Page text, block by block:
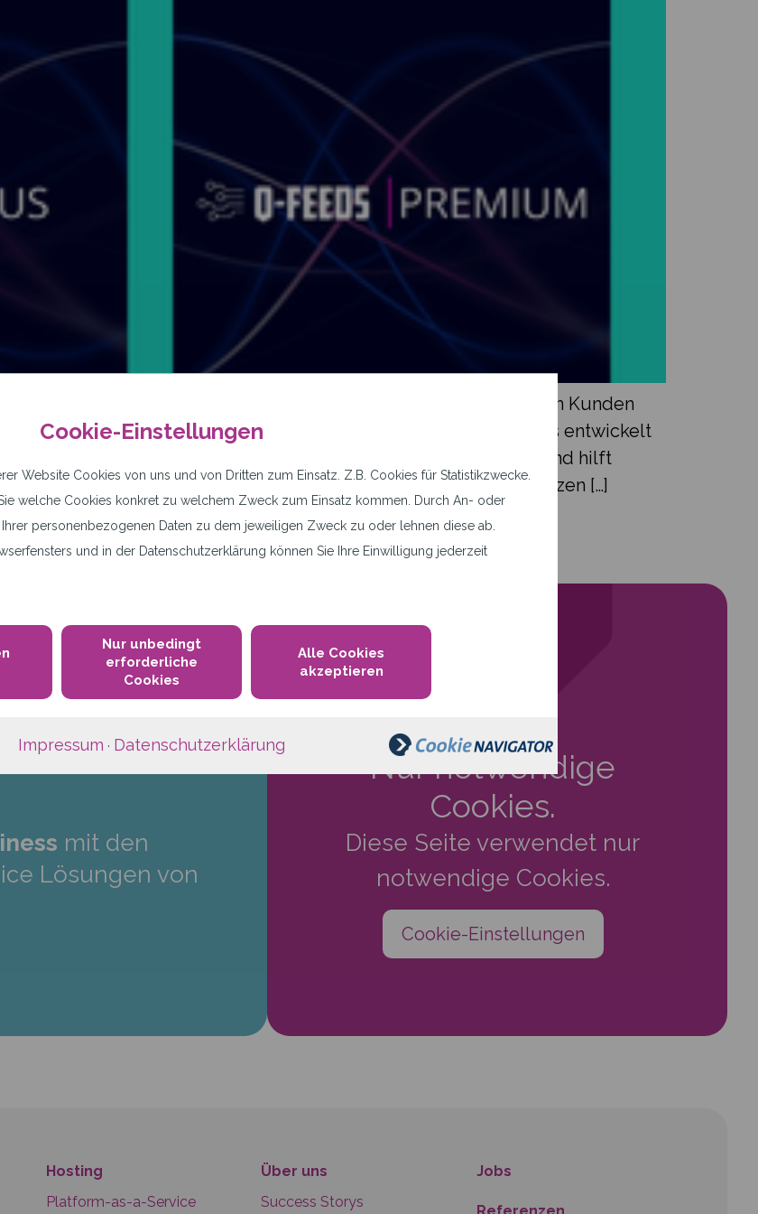
Cookie-Einstellungen
Website Cookies von uns und von Dritten zum Einsatz. Z.B. Cookies für Statistikzwecke.
welche Cookies konkret zu welchem Zweck zum Einsatz kommen. Durch An- oder
personenbezogenen Daten zu dem jeweiligen Zweck zu oder lehnen diese ab.
und in der Datenschutzerklärung können Sie Ihre Einwilligung jederzeit
Nur unbedingt
erforderliche
Cookies
Alle Cookies
akzeptieren
Impressum · Datenschutzerklärung
offizieller Reseller von Q-Feeds. Damit können wir unseren Kunden
Lösungen anbieten, die speziell für den Einsatz mit Firewalls entwickelt
über bekannte Bedrohungen und kompromittierte Systeme und hilft
blockieren. Die kontinuierlich aktualisierten Datenquellen ergänzen […]
mit den
Lösungen von
Nur notwendige
Cookies.
Diese Seite verwendet nur
notwendige Cookies.
Cookie-Einstellungen
Hosting
Platform-as-a-Service
Über uns
Success Storys
Jobs